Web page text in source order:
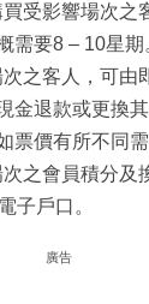
受影響場次之
需要8 – 10星期
之客人，可由
金退款或更換
票價有所不同需
之會員積分及
子戶口。
廣告